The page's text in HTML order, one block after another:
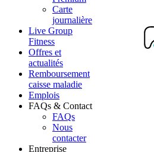
Carte
journalière
Live Group
Fitness
Offres et
actualités
Remboursement
caisse maladie
Emplois
FAQs & Contact
FAQs
Nous
contacter
Entreprise